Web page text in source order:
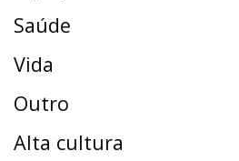
Saúde
Vida
Outro
Alta cultura